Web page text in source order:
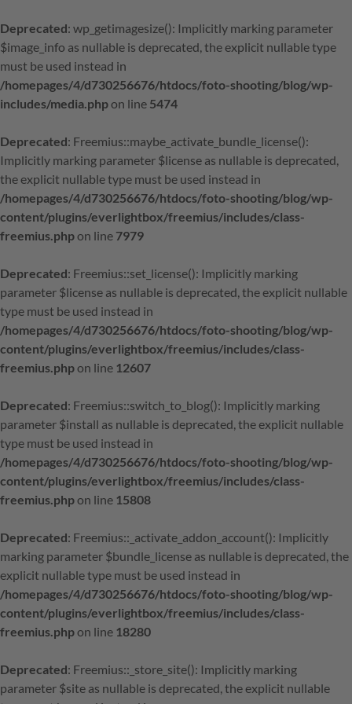
Deprecated: wp_getimagesize(): Implicitly marking parameter
$image_info as nullable is deprecated, the explicit nullable type
must be used instead in
/homepages/4/d730256676/htdocs/foto-shooting/blog/wp-
includes/media.phpon line 5474
Deprecated: Freemius::maybe_activate_bundle_license():
Implicitly marking parameter $license as nullable is deprecated,
the explicit nullable type must be used instead in
/homepages/4/d730256676/htdocs/foto-shooting/blog/wp-
content/plugins/everlightbox/freemius/includes/class-
freemius.phpon line 7979
Deprecated: Freemius::set_license(): Implicitly marking
parameter $license as nullable is deprecated, the explicit nullable
type must be used instead in
/homepages/4/d730256676/htdocs/foto-shooting/blog/wp-
content/plugins/everlightbox/freemius/includes/class-
freemius.phpon line 12607
Deprecated: Freemius::switch_to_blog(): Implicitly marking
parameter $install as nullable is deprecated, the explicit nullable
type must be used instead in
/homepages/4/d730256676/htdocs/foto-shooting/blog/wp-
content/plugins/everlightbox/freemius/includes/class-
freemius.phpon line 15808
Deprecated: Freemius::_activate_addon_account(): Implicitly
marking parameter $bundle_license as nullable is deprecated, the
explicit nullable type must be used instead in
/homepages/4/d730256676/htdocs/foto-shooting/blog/wp-
content/plugins/everlightbox/freemius/includes/class-
freemius.phpon line 18280
Deprecated: Freemius::_store_site(): Implicitly marking
parameter $site as nullable is deprecated, the explicit nullable